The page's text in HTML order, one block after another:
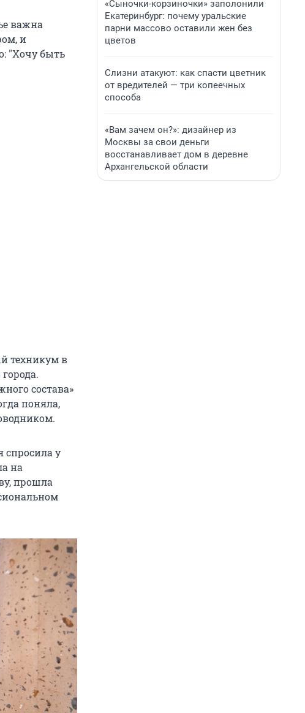
важна
и
"Хочу быть
техникум в
состава»
поняла,
у
на
прошла
«Сыночки-корзиночки» заполонили
Екатеринбург: почему уральские
парни массово оставили жен без
цветов
Слизни атакуют: как спасти цветник
от вредителей — три копеечных
способа
«Вам зачем он?»: дизайнер из
Москвы за свои деньги
восстанавливает дом в деревне
Архангельской области